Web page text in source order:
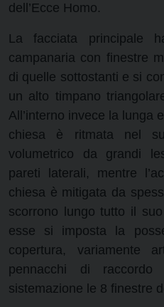
dell’Ecce Homo.
La facciata principale
campanaria con finestre
di quelle sottostanti e si
un alto timpano
All’interno invece la lunga
chiesa è ritmata nel
volumetrico da grandi
pareti laterali, mentre
chiesa è mitigata da
scorrono lungo tutto il
esse si imposta la
copertura, variamente
pennacchi di
sistemazione le 8 finestre